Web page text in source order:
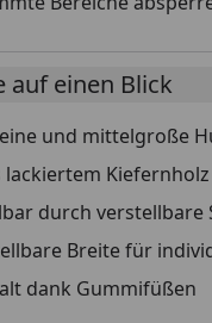
auf einen Blick
und mittelgroße
lackiertem
durch verstellbare
Breite für
dank Gummifüßen